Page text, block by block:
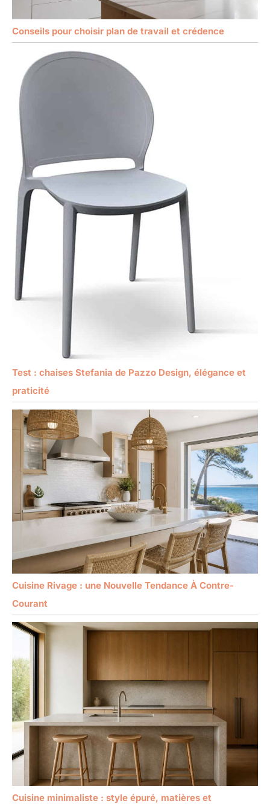
Conseils pour choisir plan de travail et crédence
Test : chaises Stefania de Pazzo Design, élégance et
praticité
Cuisine Rivage : une Nouvelle Tendance À Contre-
Courant
Cuisine minimaliste : style épuré, matières et